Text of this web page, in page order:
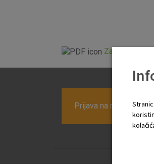
Zahtjev za
Prijava na newsletter